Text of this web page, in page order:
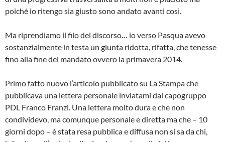
poiché io ritengo sia giusto sono andato avanti così.
Ma riprendiamo il filo del discorso… io verso Pasqua avevo
sostanzialmente in testa un giunta ridotta, rifatta, che tenesse
fino alla fine del mandato ovvero la primavera 2014.
Primo fatto nuovo l’articolo pubblicato su La Stampa che
pubblicava una lettera personale inviatami dal capogruppo
PDL Franco Franzi. Una lettera molto dura e che non
condividevo, ma comunque personale e diretta ma che – 10
giorni dopo – è stata resa pubblica e diffusa non si sa da chi,